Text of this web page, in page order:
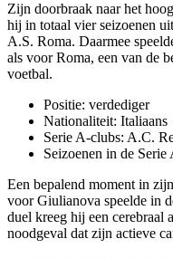
Zijn doorbraak naar het
hij in totaal vier seizoenen
A.S. Roma. Daarmee
als voor Roma, een van de
voetbal.
Positie: verdediger
Nationaliteit: Italiaans
Serie A-clubs: A.C.
Seizoenen in de Serie
Een bepalend moment in
voor Giulianova speelde in
duel kreeg hij een cerebraal
noodgeval dat zijn actieve